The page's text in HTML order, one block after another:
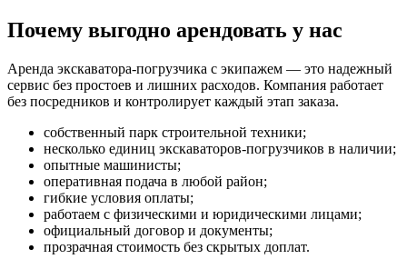
Почему выгодно арендовать у нас
Аренда экскаватора-погрузчика с экипажем — это надежный
сервис без простоев и лишних расходов. Компания работает
без посредников и контролирует каждый этап заказа.
собственный парк строительной техники;
несколько единиц экскаваторов-погрузчиков в наличии;
опытные машинисты;
оперативная подача в любой район;
гибкие условия оплаты;
работаем с физическими и юридическими лицами;
официальный договор и документы;
прозрачная стоимость без скрытых доплат.